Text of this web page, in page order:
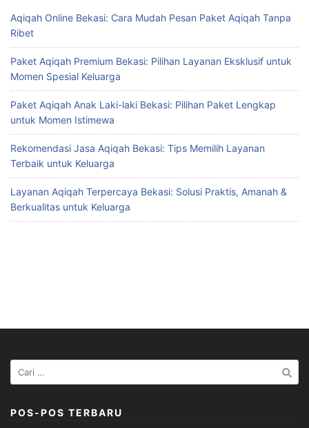
Aqiqah Online Bekasi: Cara Mudah Pesan Paket Aqiqah Tanpa
Ribet
Paket Aqiqah Premium Bekasi: Pilihan Layanan Eksklusif untuk
Momen Spesial Keluarga
Paket Aqiqah Anak Laki-laki Bekasi: Pilihan Paket Lengkap
untuk Momen Istimewa
Rekomendasi Jasa Aqiqah Bekasi: Tips Memilih Layanan
Terbaik untuk Keluarga
Layanan Aqiqah Terpercaya Bekasi: Solusi Praktis, Amanah &
Berkualitas untuk Keluarga
Cari
untuk:
POS-POS TERBARU